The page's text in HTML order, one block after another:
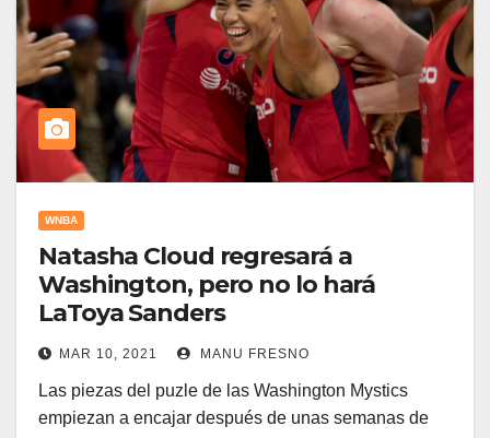
WNBA
Natasha Cloud regresará a
Washington, pero no lo hará
LaToya Sanders
MAR 10, 2021 MANU FRESNO
Las piezas del puzle de las Washington Mystics
empiezan a encajar después de unas semanas de